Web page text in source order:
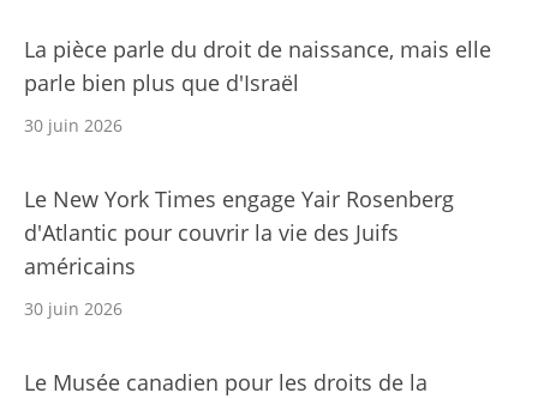
La pièce parle du droit de naissance, mais elle
parle bien plus que d'Israël
30 juin 2026
Le New York Times engage Yair Rosenberg
d'Atlantic pour couvrir la vie des Juifs
américains
30 juin 2026
Le Musée canadien pour les droits de la